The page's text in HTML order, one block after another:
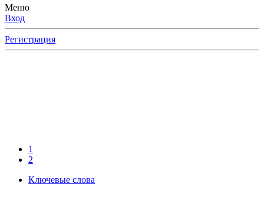
Меню
Вход
Регистрация
1
2
Ключевые слова